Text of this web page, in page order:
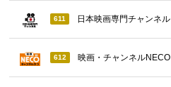
611 日本映画専門チャンネル
612 映画・チャンネルNECO